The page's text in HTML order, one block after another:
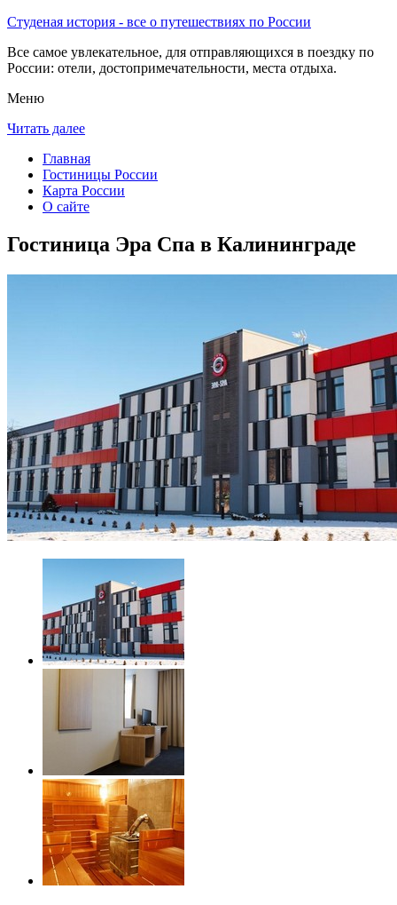
Студеная история - все о путешествиях по России
Все самое увлекательное, для отправляющихся в поездку по
России: отели, достопримечательности, места отдыха.
Меню
Читать далее
Главная
Гостиницы России
Карта России
О сайте
Гостиница Эра Cпа в Калининграде